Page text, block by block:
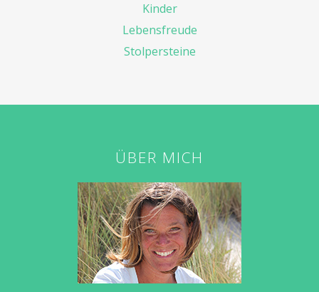
Kinder
Lebensfreude
Stolpersteine
ÜBER MICH